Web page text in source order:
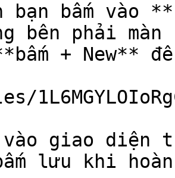
bạn bấm vào
bên phải
+ New**
giao diện
lưu khi